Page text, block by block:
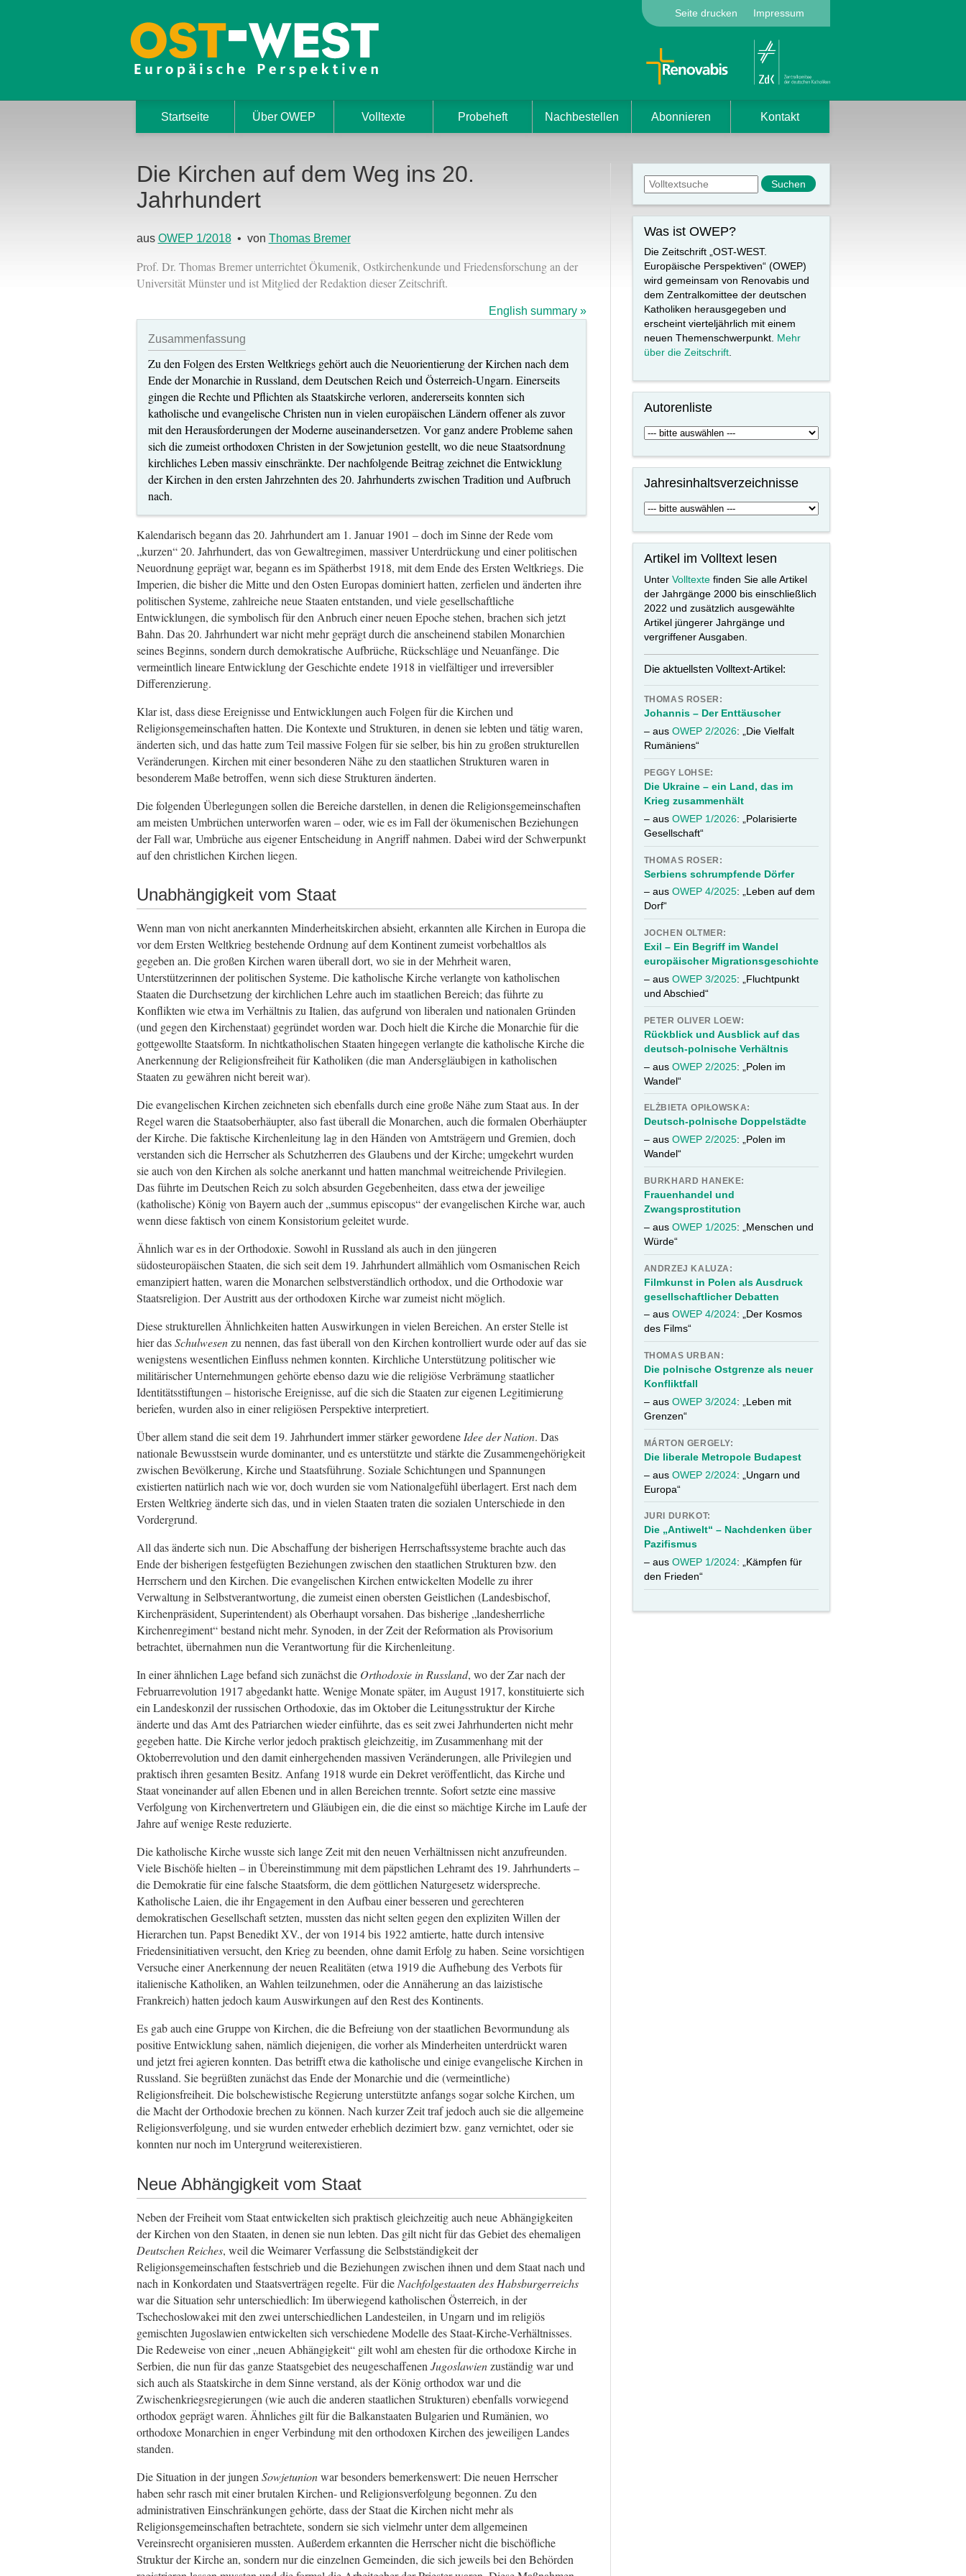
Seite drucken Impressum
Startseite Über OWEP Volltexte Probeheft Nachbestellen Abonnieren Kontakt
Die Kirchen auf dem Weg ins 20.
Jahrhundert
aus OWEP 1/2018• von Thomas Bremer
Prof. Dr. Thomas Bremer unterrichtet Ökumenik, Ostkirchenkunde und Friedensforschung an der
Universität Münster und ist Mitglied der Redaktion dieser Zeitschrift.
English summary »
Zusammenfassung
Zu den Folgen des Ersten Weltkriegs gehört auch die Neuorientierung der Kirchen nach dem
Ende der Monarchie in Russland, dem Deutschen Reich und Österreich-Ungarn. Einerseits
gingen die Rechte und Pflichten als Staatskirche verloren, andererseits konnten sich
katholische und evangelische Christen nun in vielen europäischen Ländern offener als zuvor
mit den Herausforderungen der Moderne auseinandersetzen. Vor ganz andere Probleme sahen
sich die zumeist orthodoxen Christen in der Sowjetunion gestellt, wo die neue Staatsordnung
kirchliches Leben massiv einschränkte. Der nachfolgende Beitrag zeichnet die Entwicklung
der Kirchen in den ersten Jahrzehnten des 20. Jahrhunderts zwischen Tradition und Aufbruch
nach.
Kalendarisch begann das 20. Jahrhundert am 1. Januar 1901 – doch im Sinne der Rede vom
„kurzen“ 20. Jahrhundert, das von Gewaltregimen, massiver Unterdrückung und einer politischen
Neuordnung geprägt war, begann es im Spätherbst 1918, mit dem Ende des Ersten Weltkriegs. Die
Imperien, die bisher die Mitte und den Osten Europas dominiert hatten, zerfielen und änderten ihre
politischen Systeme, zahlreiche neue Staaten entstanden, und viele gesellschaftliche
Entwicklungen, die symbolisch für den Anbruch einer neuen Epoche stehen, brachen sich jetzt
Bahn. Das 20. Jahrhundert war nicht mehr geprägt durch die anscheinend stabilen Monarchien
seines Beginns, sondern durch demokratische Aufbrüche, Rückschläge und Neuanfänge. Die
vermeintlich lineare Entwicklung der Geschichte endete 1918 in vielfältiger und irreversibler
Differenzierung.
Klar ist, dass diese Ereignisse und Entwicklungen auch Folgen für die Kirchen und
Religionsgemeinschaften hatten. Die Kontexte und Strukturen, in denen sie lebten und tätig waren,
änderten sich, und das hatte zum Teil massive Folgen für sie selber, bis hin zu großen strukturellen
Veränderungen. Kirchen mit einer besonderen Nähe zu den staatlichen Strukturen waren in
besonderem Maße betroffen, wenn sich diese Strukturen änderten.
Die folgenden Überlegungen sollen die Bereiche darstellen, in denen die Religionsgemeinschaften
am meisten Umbrüchen unterworfen waren – oder, wie es im Fall der ökumenischen Beziehungen
der Fall war, Umbrüche aus eigener Entscheidung in Angriff nahmen. Dabei wird der Schwerpunkt
auf den christlichen Kirchen liegen.
Unabhängigkeit vom Staat
Wenn man von nicht anerkannten Minderheitskirchen absieht, erkannten alle Kirchen in Europa die
vor dem Ersten Weltkrieg bestehende Ordnung auf dem Kontinent zumeist vorbehaltlos als
gegeben an. Die großen Kirchen waren überall dort, wo sie in der Mehrheit waren,
Unterstützerinnen der politischen Systeme. Die katholische Kirche verlangte von katholischen
Staaten die Durchsetzung der kirchlichen Lehre auch im staatlichen Bereich; das führte zu
Konflikten wie etwa im Verhältnis zu Italien, das aufgrund von liberalen und nationalen Gründen
(und gegen den Kirchenstaat) gegründet worden war. Doch hielt die Kirche die Monarchie für die
gottgewollte Staatsform. In nichtkatholischen Staaten hingegen verlangte die katholische Kirche die
Anerkennung der Religionsfreiheit für Katholiken (die man Andersgläubigen in katholischen
Staaten zu gewähren nicht bereit war).
Die evangelischen Kirchen zeichneten sich ebenfalls durch eine große Nähe zum Staat aus. In der
Regel waren die Staatsoberhäupter, also fast überall die Monarchen, auch die formalen Oberhäupter
der Kirche. Die faktische Kirchenleitung lag in den Händen von Amtsträgern und Gremien, doch
verstanden sich die Herrscher als Schutzherren des Glaubens und der Kirche; umgekehrt wurden
sie auch von den Kirchen als solche anerkannt und hatten manchmal weitreichende Privilegien.
Das führte im Deutschen Reich zu solch absurden Gegebenheiten, dass etwa der jeweilige
(katholische) König von Bayern auch der „summus episcopus“ der evangelischen Kirche war, auch
wenn diese faktisch von einem Konsistorium geleitet wurde.
Ähnlich war es in der Orthodoxie. Sowohl in Russland als auch in den jüngeren
südosteuropäischen Staaten, die sich seit dem 19. Jahrhundert allmählich vom Osmanischen Reich
emanzipiert hatten, waren die Monarchen selbstverständlich orthodox, und die Orthodoxie war
Staatsreligion. Der Austritt aus der orthodoxen Kirche war zumeist nicht möglich.
Diese strukturellen Ähnlichkeiten hatten Auswirkungen in vielen Bereichen. An erster Stelle ist
hier dasSchulwesenzu nennen, das fast überall von den Kirchen kontrolliert wurde oder auf das sie
wenigstens wesentlichen Einfluss nehmen konnten. Kirchliche Unterstützung politischer wie
militärischer Unternehmungen gehörte ebenso dazu wie die religiöse Verbrämung staatlicher
Identitätsstiftungen – historische Ereignisse, auf die sich die Staaten zur eigenen Legitimierung
beriefen, wurden also in einer religiösen Perspektive interpretiert.
Über allem stand die seit dem 19. Jahrhundert immer stärker gewordeneIdee der Nation. Das
nationale Bewusstsein wurde dominanter, und es unterstützte und stärkte die Zusammengehörigkeit
zwischen Bevölkerung, Kirche und Staatsführung. Soziale Schichtungen und Spannungen
existierten natürlich nach wie vor, doch wurden sie vom Nationalgefühl überlagert. Erst nach dem
Ersten Weltkrieg änderte sich das, und in vielen Staaten traten die sozialen Unterschiede in den
Vordergrund.
All das änderte sich nun. Die Abschaffung der bisherigen Herrschaftssysteme brachte auch das
Ende der bisherigen festgefügten Beziehungen zwischen den staatlichen Strukturen bzw. den
Herrschern und den Kirchen. Die evangelischen Kirchen entwickelten Modelle zu ihrer
Verwaltung in Selbstverantwortung, die zumeist einen obersten Geistlichen (Landesbischof,
Kirchenpräsident, Superintendent) als Oberhaupt vorsahen. Das bisherige „landesherrliche
Kirchenregiment“ bestand nicht mehr. Synoden, in der Zeit der Reformation als Provisorium
betrachtet, übernahmen nun die Verantwortung für die Kirchenleitung.
In einer ähnlichen Lage befand sich zunächst die Orthodoxie in Russland, wo der Zar nach der
Februarrevolution 1917 abgedankt hatte. Wenige Monate später, im August 1917, konstituierte sich
ein Landeskonzil der russischen Orthodoxie, das im Oktober die Leitungsstruktur der Kirche
änderte und das Amt des Patriarchen wieder einführte, das es seit zwei Jahrhunderten nicht mehr
gegeben hatte. Die Kirche verlor jedoch praktisch gleichzeitig, im Zusammenhang mit der
Oktoberrevolution und den damit einhergehenden massiven Veränderungen, alle Privilegien und
praktisch ihren gesamten Besitz. Anfang 1918 wurde ein Dekret veröffentlicht, das Kirche und
Staat voneinander auf allen Ebenen und in allen Bereichen trennte. Sofort setzte eine massive
Verfolgung von Kirchenvertretern und Gläubigen ein, die die einst so mächtige Kirche im Laufe der
Jahre auf wenige Reste reduzierte.
Die katholische Kirche wusste sich lange Zeit mit den neuen Verhältnissen nicht anzufreunden.
Viele Bischöfe hielten – in Übereinstimmung mit dem päpstlichen Lehramt des 19. Jahrhunderts –
die Demokratie für eine falsche Staatsform, die dem göttlichen Naturgesetz widerspreche.
Katholische Laien, die ihr Engagement in den Aufbau einer besseren und gerechteren
demokratischen Gesellschaft setzten, mussten das nicht selten gegen den expliziten Willen der
Hierarchen tun. Papst Benedikt XV., der von 1914 bis 1922 amtierte, hatte durch intensive
Friedensinitiativen versucht, den Krieg zu beenden, ohne damit Erfolg zu haben. Seine vorsichtigen
Versuche einer Anerkennung der neuen Realitäten (etwa 1919 die Aufhebung des Verbots für
italienische Katholiken, an Wahlen teilzunehmen, oder die Annäherung an das laizistische
Frankreich) hatten jedoch kaum Auswirkungen auf den Rest des Kontinents.
Es gab auch eine Gruppe von Kirchen, die die Befreiung von der staatlichen Bevormundung als
positive Entwicklung sahen, nämlich diejenigen, die vorher als Minderheiten unterdrückt waren
und jetzt frei agieren konnten. Das betrifft etwa die katholische und einige evangelische Kirchen in
Russland. Sie begrüßten zunächst das Ende der Monarchie und die (vermeintliche)
Religionsfreiheit. Die bolschewistische Regierung unterstützte anfangs sogar solche Kirchen, um
die Macht der Orthodoxie brechen zu können. Nach kurzer Zeit traf jedoch auch sie die allgemeine
Religionsverfolgung, und sie wurden entweder erheblich dezimiert bzw. ganz vernichtet, oder sie
konnten nur noch im Untergrund weiterexistieren.
Neue Abhängigkeit vom Staat
Neben der Freiheit vom Staat entwickelten sich praktisch gleichzeitig auch neue Abhängigkeiten
der Kirchen von den Staaten, in denen sie nun lebten. Das gilt nicht für das Gebiet des ehemaligen
Deutschen Reiches, weil die Weimarer Verfassung die Selbstständigkeit der
Religionsgemeinschaften festschrieb und die Beziehungen zwischen ihnen und dem Staat nach und
nach in Konkordaten und Staatsverträgen regelte. Für die Nachfolgestaaten des Habsburgerreichs
war die Situation sehr unterschiedlich: Im überwiegend katholischen Österreich, in der
Tschechoslowakei mit den zwei unterschiedlichen Landesteilen, in Ungarn und im religiös
gemischten Jugoslawien entwickelten sich verschiedene Modelle des Staat-Kirche-Verhältnisses.
Die Redeweise von einer „neuen Abhängigkeit“ gilt wohl am ehesten für die orthodoxe Kirche in
Serbien, die nun für das ganze Staatsgebiet des neugeschaffenen Jugoslawienzuständig war und
sich auch als Staatskirche in dem Sinne verstand, als der König orthodox war und die
Zwischenkriegsregierungen (wie auch die anderen staatlichen Strukturen) ebenfalls vorwiegend
orthodox geprägt waren. Ähnliches gilt für die Balkanstaaten Bulgarien und Rumänien, wo
orthodoxe Monarchien in enger Verbindung mit den orthodoxen Kirchen des jeweiligen Landes
standen.
Die Situation in der jungen Sowjetunionwar besonders bemerkenswert: Die neuen Herrscher
haben sehr rasch mit einer brutalen Kirchen- und Religionsverfolgung begonnen. Zu den
administrativen Einschränkungen gehörte, dass der Staat die Kirchen nicht mehr als
Religionsgemeinschaften betrachtete, sondern sie sich vielmehr unter dem allgemeinen
Vereinsrecht organisieren mussten. Außerdem erkannten die Herrscher nicht die bischöfliche
Struktur der Kirche an, sondern nur die einzelnen Gemeinden, die sich jeweils bei den Behörden
Suchformular Suche
Was ist OWEP?
Die Zeitschrift „OST-WEST.
Europäische Perspektiven“ (OWEP)
wird gemeinsam von Renovabis und
dem Zentralkomittee der deutschen
Katholiken herausgegeben und
erscheint vierteljährlich mit einem
neuen Themenschwerpunkt. Mehr
über die Zeitschrift.
Autorenliste
Jahresinhaltsverzeichnisse
Artikel im Volltext lesen
Unter Volltextefinden Sie alle Artikel
der Jahrgänge 2000 bis einschließlich
2022 und zusätzlich ausgewählte
Artikel jüngerer Jahrgänge und
vergriffener Ausgaben.
Die aktuellsten Volltext-Artikel:
THOMAS ROSER:
Johannis – Der Enttäuscher
– aus OWEP 2/2026: „Die Vielfalt
Rumäniens“
PEGGY LOHSE:
Die Ukraine – ein Land, das im
Krieg zusammenhält
– aus OWEP 1/2026: „Polarisierte
Gesellschaft“
THOMAS ROSER:
Serbiens schrumpfende Dörfer
– aus OWEP 4/2025: „Leben auf dem
Dorf“
JOCHEN OLTMER:
Exil – Ein Begriff im Wandel
europäischer Migrationsgeschichte
– aus OWEP 3/2025: „Fluchtpunkt
und Abschied“
PETER OLIVER LOEW:
Rückblick und Ausblick auf das
deutsch-polnische Verhältnis
– aus OWEP 2/2025: „Polen im
Wandel“
ELŻBIETA OPIŁOWSKA:
Deutsch-polnische Doppelstädte
– aus OWEP 2/2025: „Polen im
Wandel“
BURKHARD HANEKE:
Frauenhandel und
Zwangsprostitution
– aus OWEP 1/2025: „Menschen und
Würde“
ANDRZEJ KALUZA:
Filmkunst in Polen als Ausdruck
gesellschaftlicher Debatten
– aus OWEP 4/2024: „Der Kosmos
des Films“
THOMAS URBAN:
Die polnische Ostgrenze als neuer
Konfliktfall
– aus OWEP 3/2024: „Leben mit
Grenzen“
MÁRTON GERGELY:
Die liberale Metropole Budapest
– aus OWEP 2/2024: „Ungarn und
Europa“
JURI DURKOT:
Die „Antiwelt“ – Nachdenken über
Pazifismus
– aus OWEP 1/2024: „Kämpfen für
den Frieden“